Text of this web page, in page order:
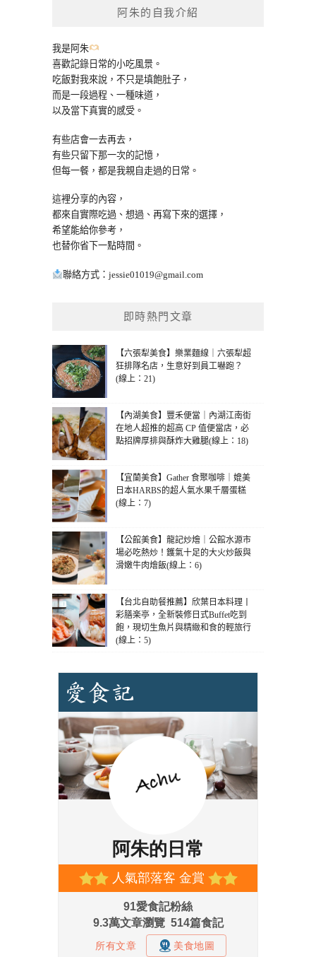
阿朱的自我介紹
我是阿朱
喜歡記錄日常的小吃風景。
吃飯對我來說，不只是填飽肚子，
而是一段過程、一種味道，
以及當下真實的感受。
有些店會一去再去，
有些只留下那一次的記憶，
但每一餐，都是我親自走過的日常。
這裡分享的內容，
都來自實際吃過、想過、再寫下來的選擇，
希望能給你參考，
也替你省下一點時間。
聯絡方式： jessie01019@gmail.com
即時熱門文章
【六張犁美食】樂業麵線｜六張犁超
狂排隊名店，生意好到員工嚇跑？
(線上：21)
【內湖美食】豐禾便當｜內湖江南街
在地人超推的超高 CP 值便當店，必
點招牌厚排與酥炸大雞腿(線上：18)
【宜蘭美食】Gather 食聚咖啡｜媲美
日本HARBS的超人氣水果千層蛋糕
(線上：7)
【公館美食】龍記炒燴｜公館水源市
場必吃熱炒！鑊氣十足的大火炒飯與
滑嫩牛肉燴飯(線上：6)
【台北自助餐推薦】欣葉日本料理丨
彩膳楽亭，全新裝修日式Buffet吃到
飽，現切生魚片與精緻和食的輕旅行
(線上：5)